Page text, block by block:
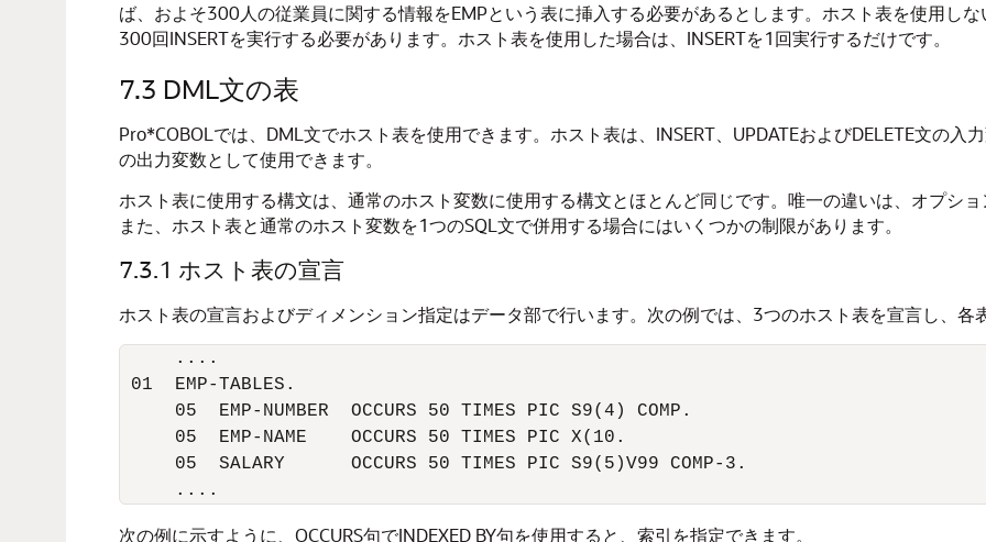
ば、およそ300人の従業員に関する情報をEMPという表に挿入する必要があるとします。ホスト表を使用し
300回INSERTを実行する必要があります。ホスト表を使用した場合は、INSERTを1回実行するだけです。
7.3 DML文の表
Pro*COBOLでは、DML文でホスト表を使用できます。ホスト表は、INSERT、UPDATEおよびDELETE文の入
の出力変数として使用できます。
ホスト表に使用する構文は、通常のホスト変数に使用する構文とほとんど同じです。唯一の違いは、オプシ
また、ホスト表と通常のホスト変数を1つのSQL文で併用する場合にはいくつかの制限があります。
7.3.1 ホスト表の宣言
ホスト表の宣言およびディメンション指定はデータ部で行います。次の例では、3つのホスト表を宣言し、
     ....
01  EMP-TABLES.
     05  EMP-NUMBER  OCCURS 50 TIMES PIC S9(4) COMP.
     05  EMP-NAME    OCCURS 50 TIMES PIC X(10.
     05  SALARY      OCCURS 50 TIMES PIC S9(5)V99 COMP-3.
     ....
次の例に示すように、OCCURS句でINDEXED BY句を使用すると、索引を指定できます。